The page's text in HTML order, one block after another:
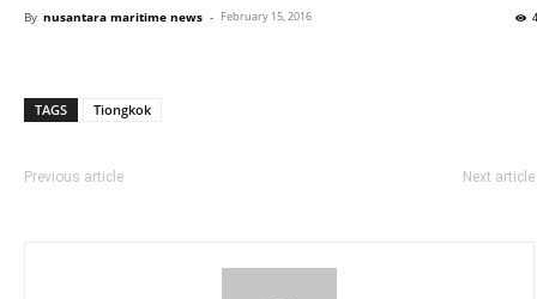
By nusantara maritime news - February 15, 2016
TAGS Tiongkok
Previous article Next article